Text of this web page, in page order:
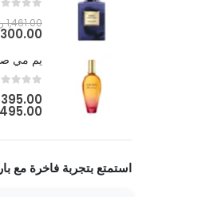
1,461.00
يم مي
0
out of 5
395.00
495.00
استمتع بتجربة فاخرة مع